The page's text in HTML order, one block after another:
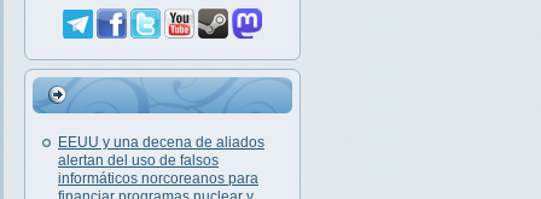
EEUU y una decena de aliados
alertan del uso de falsos
informáticos norcoreanos para